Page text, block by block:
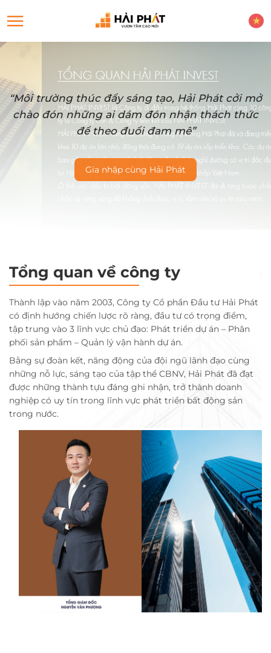
“Môi trường thúc đẩy sáng tạo, Hải Phát cởi mở
chào đón những ai dám đón nhận thách thức
để theo đuổi đam mê”
Gia nhập cùng Hải Phát
Tổng quan về công ty
Thành lập vào năm 2003, Công ty Cổ phần Đầu tư Hải Phát
có định hướng chiến lược rõ ràng, đầu tư có trọng điểm,
tập trung vào 3 lĩnh vực chủ đạo: Phát triển dự án – Phân
phối sản phẩm – Quản lý vận hành dự án.
Bằng sự đoàn kết, năng động của đội ngũ lãnh đạo cùng
những nỗ lực, sáng tạo của tập thể CBNV, Hải Phát đã đạt
được những thành tựu đáng ghi nhận, trở thành doanh
nghiệp có uy tín trong lĩnh vực phát triển bất động sản
trong nước.